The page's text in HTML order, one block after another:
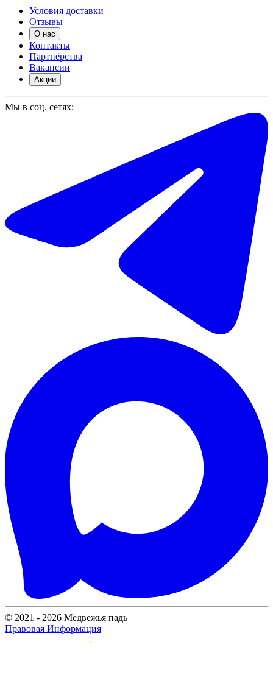
Условия доставки
Отзывы
О нас
Контакты
Партнёрства
Вакансии
Акции
Мы в соц. сетях:
© 2021 - 2026 Медвежья падь
Правовая Информация